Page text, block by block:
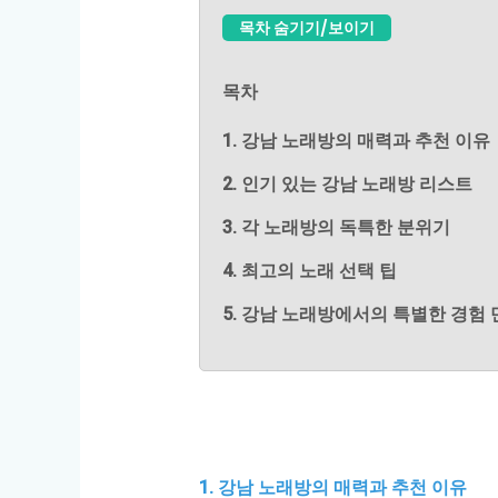
목차 숨기기/보이기
목차
1. 강남 노래방의 매력과 추천 이유
2. 인기 있는 강남 노래방 리스트
3. 각 노래방의 독특한 분위기
4. 최고의 노래 선택 팁
5. 강남 노래방에서의 특별한 경험
1. 강남 노래방의 매력과 추천 이유